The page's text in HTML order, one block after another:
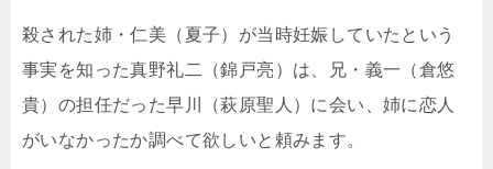
殺された姉・仁美（夏子）が当時妊娠していたという
事実を知った真野礼二（錦戸亮）は、兄・義一（倉悠
貴）の担任だった早川（萩原聖人）に会い、姉に恋人
がいなかったか調べて欲しいと頼みます。